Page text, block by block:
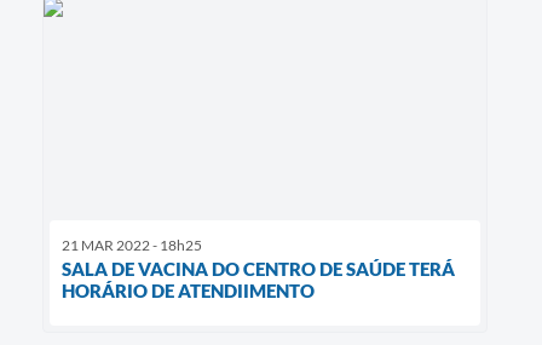
21 MAR 2022 - 18h25
SALA DE VACINA DO CENTRO DE SAÚDE TERÁ
HORÁRIO DE ATENDIIMENTO